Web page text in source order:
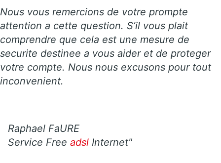
Nous vous remercions de votre prompte
attention a cette question. S’il vous plait
comprendre que cela est une mesure de
securite destinee a vous aider et de proteger
votre compte. Nous nous excusons pour tout
inconvenient.
Raphael FaURE
Service Free adsl Internet"